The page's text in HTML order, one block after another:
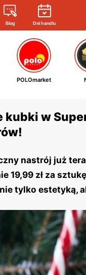
Blog Dni handlu
POLOmarket
kubki w
nastrój już
19,99 zł za
tylko estetyką,